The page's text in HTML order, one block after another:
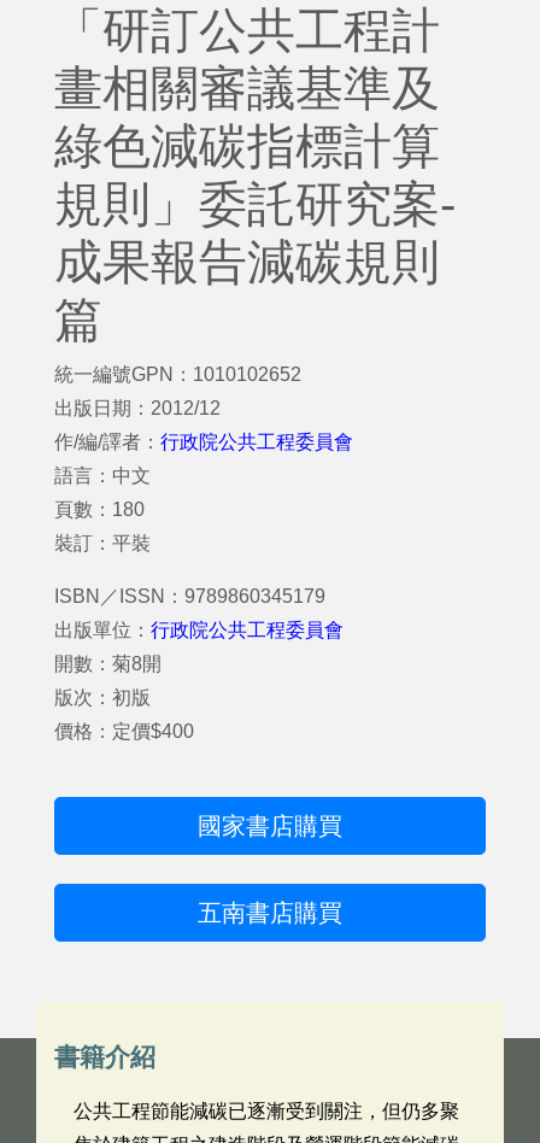
「研訂公共工程計
畫相關審議基準及
綠色減碳指標計算
規則」委託研究案-
成果報告減碳規則
篇
統一編號GPN：1010102652
出版日期：2012/12
作/編/譯者： 行政院公共工程委員會
語言：中文
頁數：180
裝訂：平裝
ISBN／ISSN：9789860345179
出版單位： 行政院公共工程委員會
開數：菊8開
版次：初版
價格：定價$400
國家書店購買
五南書店購買
書籍介紹
公共工程節能減碳已逐漸受到關注，但仍多聚